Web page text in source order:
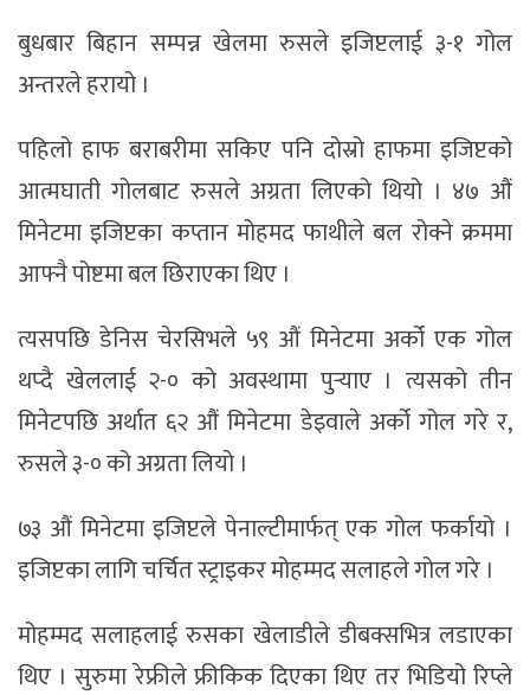
बुधबार बिहान सम्पन्न खेलमा रुसले इजिप्टलाई ३-१ गोल
अन्तरले हरायो ।
पहिलो हाफ बराबरीमा सकिए पनि दोस्रो हाफमा इजिप्टको
आत्मघाती गोलबाट रुसले अग्रता लिएको थियो । ४७ औं
मिनेटमा इजिप्टका कप्तान मोहमद फाथीले बल रोक्ने क्रममा
आफ्नै पोष्टमा बल छिराएका थिए ।
त्यसपछि डेनिस चेरसिभले ५९ औं मिनेटमा अर्को एक गोल
थप्दै खेललाई २-० को अवस्थामा पुर्‍याए । त्यसको तीन
मिनेटपछि अर्थात ६२ औं मिनेटमा डेइवाले अर्को गोल गरे र,
रुसले ३-० को अग्रता लियो ।
७३ औं मिनेटमा इजिप्टले पेनाल्टीमार्फत् एक गोल फर्कायो ।
इजिप्टका लागि चर्चित स्ट्राइकर मोहम्मद सलाहले गोल गरे ।
मोहम्मद सलाहलाई रुसका खेलाडीले डीबक्सभित्र लडाएका
थिए । सुरुमा रेफ्रीले फ्रीकिक दिएका थिए तर भिडियो रिप्ले